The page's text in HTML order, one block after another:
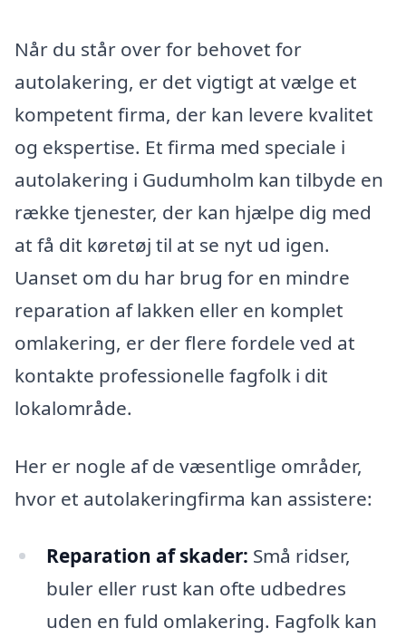
Når du står over for behovet for
autolakering, er det vigtigt at vælge et
kompetent firma, der kan levere kvalitet
og ekspertise. Et firma med speciale i
autolakering i Gudumholm kan tilbyde en
række tjenester, der kan hjælpe dig med
at få dit køretøj til at se nyt ud igen.
Uanset om du har brug for en mindre
reparation af lakken eller en komplet
omlakering, er der flere fordele ved at
kontakte professionelle fagfolk i dit
lokalområde.
Her er nogle af de væsentlige områder,
hvor et autolakeringfirma kan assistere:
Reparation af skader: Små ridser,
buler eller rust kan ofte udbedres
uden en fuld omlakering. Fagfolk kan